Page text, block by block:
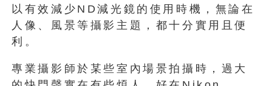
以有效減少ND減光鏡的使用時機，無論在
人像、風景等攝影主題，都十分實用且便
利。
專業攝影師於某些室內場景拍攝時，過大